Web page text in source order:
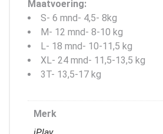
Maatvoering:
S- 6 mnd- 4,5- 8kg
M- 12 mnd- 8-10 kg
L- 18 mnd- 10-11,5 kg
XL- 24 mnd- 11,5-13,5 kg
3T- 13,5-17 kg
Merk